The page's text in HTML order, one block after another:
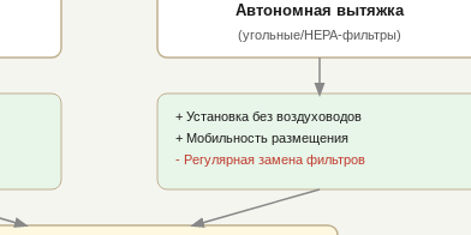
Автономная вытяжка
(угольные/HEPA-фильтры)
+ Установка без воздуховодов
+ Мобильность размещения
- Регулярная замена фильтров